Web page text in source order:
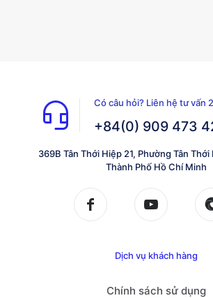
Có câu hỏi? Liên hệ tư vấn
+84(0) 909 473
369B Tân Thới Hiệp 21, Phường Tân Thới
Thành Phố Hồ Chí Minh
Dịch vụ khách hàng
Chính sách sử dụng